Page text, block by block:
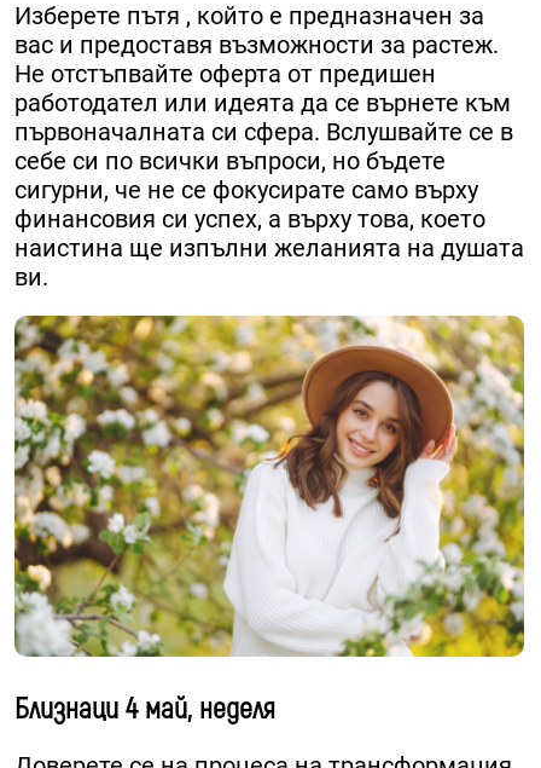
Изберете пътя , който е предназначен за
вас и предоставя възможности за растеж.
Не отстъпвайте оферта от предишен
работодател или идеята да се върнете към
първоначалната си сфера. Вслушвайте се в
себе си по всички въпроси, но бъдете
сигурни, че не се фокусирате само върху
финансовия си успех, а върху това, което
наистина ще изпълни желанията на душата
ви.
Близнаци 4 май, неделя